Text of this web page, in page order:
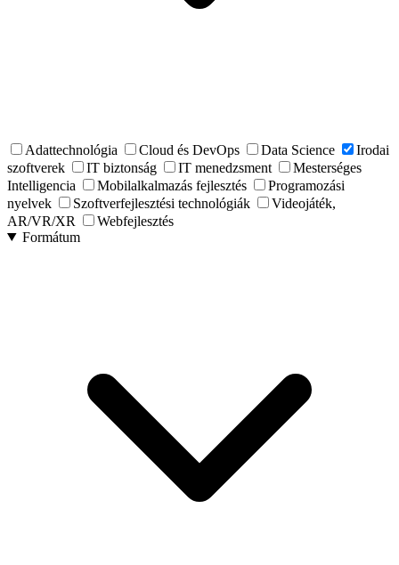
Adattechnológia Cloud és DevOps Data Science
Irodai
szoftverek
IT biztonság IT menedzsment
Mesterséges
Intelligencia
Mobilalkalmazás fejlesztés
Programozási
nyelvek
Szoftverfejlesztési technológiák
Videojáték,
AR/VR/XR
Webfejlesztés
Formátum